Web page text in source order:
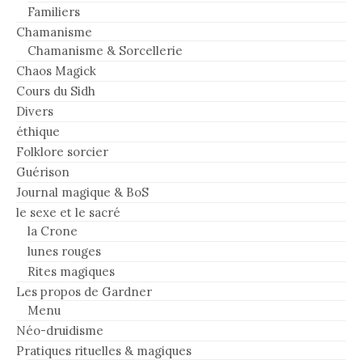
Familiers
Chamanisme
Chamanisme & Sorcellerie
Chaos Magick
Cours du Sidh
Divers
éthique
Folklore sorcier
Guérison
Journal magique & BoS
le sexe et le sacré
la Crone
lunes rouges
Rites magiques
Les propos de Gardner
Menu
Néo-druidisme
Pratiques rituelles & magiques